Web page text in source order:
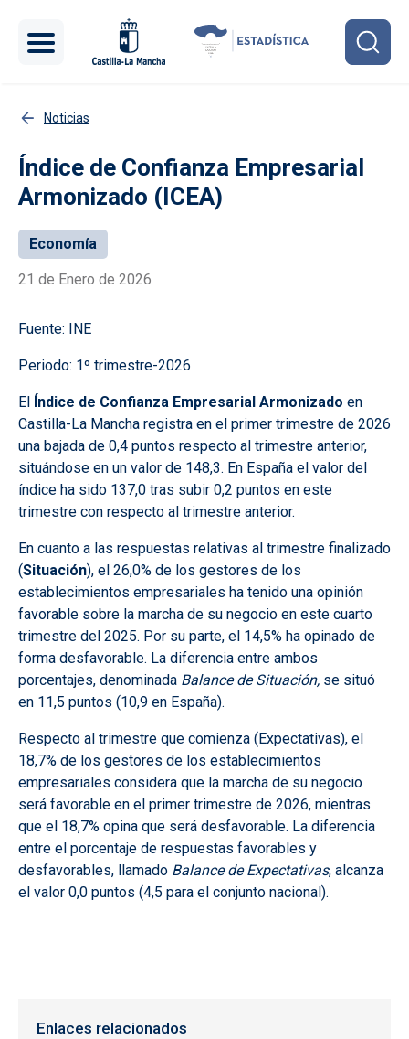
Noticias
Índice de Confianza Empresarial
Armonizado (ICEA)
Economía
21 de Enero de 2026
Fuente: INE
Periodo: 1º trimestre-2026
El Índice de Confianza Empresarial Armonizado en
Castilla-La Mancha registra en el primer trimestre de 2026
una bajada de 0,4 puntos respecto al trimestre anterior,
situándose en un valor de 148,3. En España el valor del
índice ha sido 137,0 tras subir 0,2 puntos en este
trimestre con respecto al trimestre anterior.
En cuanto a las respuestas relativas al trimestre finalizado
(Situación), el 26,0% de los gestores de los
establecimientos empresariales ha tenido una opinión
favorable sobre la marcha de su negocio en este cuarto
trimestre del 2025. Por su parte, el 14,5% ha opinado de
forma desfavorable. La diferencia entre ambos
porcentajes, denominada Balance de Situación, se situó
en 11,5 puntos (10,9 en España).
Respecto al trimestre que comienza ( Expectativas), e
18,7% de los gestores de los establecimientos
empresariales considera que la marcha de su negocio
será favorable en el primer trimestre de 2026, mientras
que el 18,7% opina que será desfavorable. La diferencia
entre el porcentaje de respuestas favorables y
desfavorables, llamado Balance de Expectativas, alcanza
el valor 0,0 puntos (4,5 para el conjunto nacional).
Enlaces relacionados